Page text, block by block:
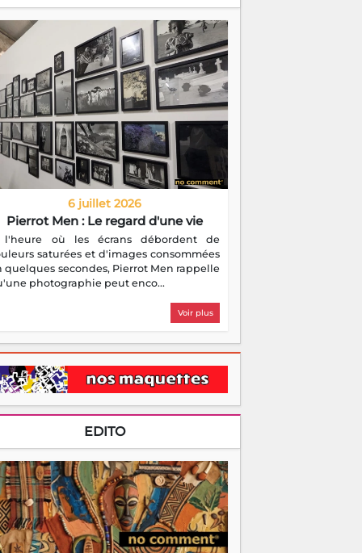
6 juillet 2026
Pierrot Men : Le regard d'une vie
l'heure où les écrans débordent de
saturées et d'images consommées
quelques secondes, Pierrot Men rappelle
photographie peut enco...
Voir plus
EDITO